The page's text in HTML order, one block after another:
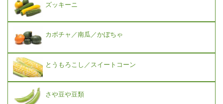
ズッキーニ
カボチャ／南瓜／かぼちゃ
とうもろこし／スイートコーン
さや豆や豆類